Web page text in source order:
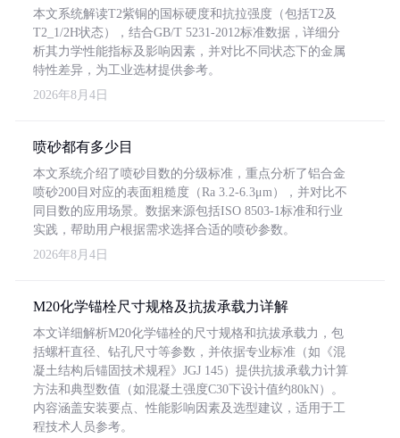
本文系统解读T2紫铜的国标硬度和抗拉强度（包括T2及
T2_1/2H状态），结合GB/T 5231-2012标准数据，详细分
析其力学性能指标及影响因素，并对比不同状态下的金属
特性差异，为工业选材提供参考。
2026年8月4日
喷砂都有多少目
本文系统介绍了喷砂目数的分级标准，重点分析了铝合金
喷砂200目对应的表面粗糙度（Ra 3.2-6.3μm），并对比不
同目数的应用场景。数据来源包括ISO 8503-1标准和行业
实践，帮助用户根据需求选择合适的喷砂参数。
2026年8月4日
M20化学锚栓尺寸规格及抗拔承载力详解
本文详细解析M20化学锚栓的尺寸规格和抗拔承载力，包
括螺杆直径、钻孔尺寸等参数，并依据专业标准（如《混
凝土结构后锚固技术规程》JGJ 145）提供抗拔承载力计算
方法和典型数值（如混凝土强度C30下设计值约80kN）。
内容涵盖安装要点、性能影响因素及选型建议，适用于工
程技术人员参考。